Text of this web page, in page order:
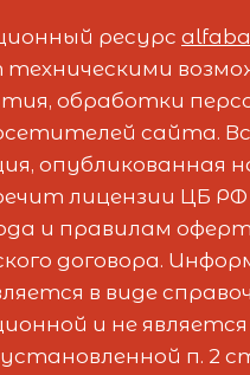
ресурс
техническими
обработки
сайта.
опубликованная
лицензии ЦБ
года и правилам
договора.
в виде
и не
п. 2